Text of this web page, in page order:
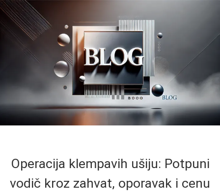
Operacija klempavih ušiju: Potpuni
vodič kroz zahvat, oporavak i cenu